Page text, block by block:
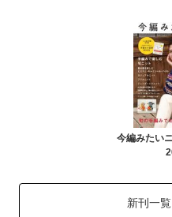
今編みたい
新刊一